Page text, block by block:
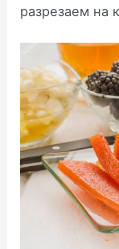
разрезаем на